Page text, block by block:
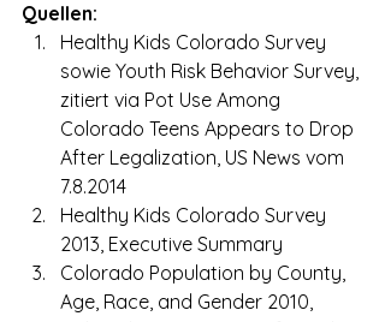
Quellen:
Healthy Kids Colorado Survey
sowie Youth Risk Behavior Survey,
zitiert via Pot Use Among
Colorado Teens Appears to Drop
After Legalization, US News vom
7.8.2014
Healthy Kids Colorado Survey
2013, Executive Summary
Colorado Population by County,
Age, Race, and Gender 2010,